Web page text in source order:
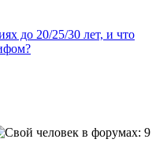
до 20/25/30 лет, и что